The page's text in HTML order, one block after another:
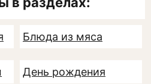
Блюда из мяса
День рождения